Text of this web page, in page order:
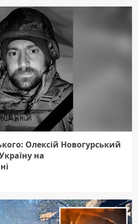
Олексій Новогурський
на